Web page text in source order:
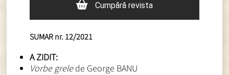
Cumpără revista
SUMAR nr. 12/2021
A ZIDIT:
Vorbe grelede George BANU